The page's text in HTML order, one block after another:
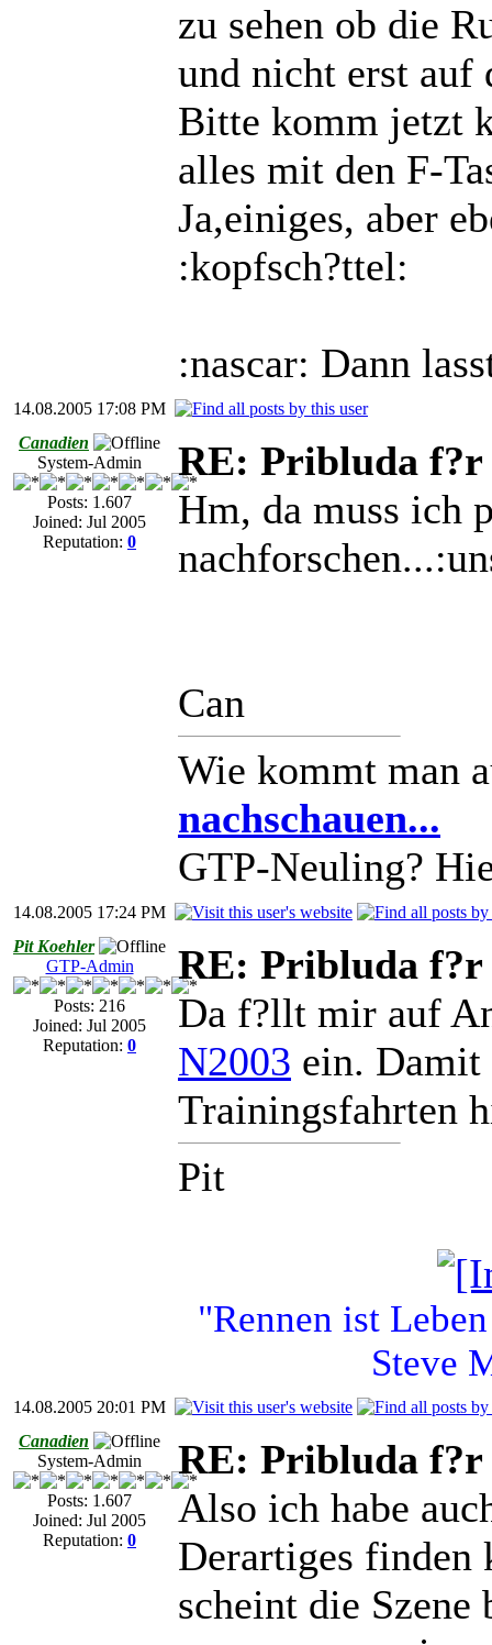
zu sehen ob die
und nicht erst auf
Bitte komm jetzt
alles mit den F-
Ja,einiges, aber
:kopfsch?ttel:
:nascar: Dann
14.08.2005 17:08 PM
Canadien
System-Admin
Posts: 1.607
Joined: Jul 2005
Reputation: 0
RE: Pribluda f?r
Hm, da muss ich
Can
Wie kommt man
nachschauen...
GTP-Neuling?
14.08.2005 17:24 PM
Pit Koehler
GTP-Admin
Posts: 216
Joined: Jul 2005
Reputation: 0
RE: Pribluda f?r
Da f?llt mir auf
N2003 ein. Damit
Trainingsfahrten
Pit
"Rennen ist
Steve
14.08.2005 20:01 PM
Canadien
System-Admin
Posts: 1.607
Joined: Jul 2005
Reputation: 0
RE: Pribluda f?r
Also ich habe
Derartiges finden
scheint die